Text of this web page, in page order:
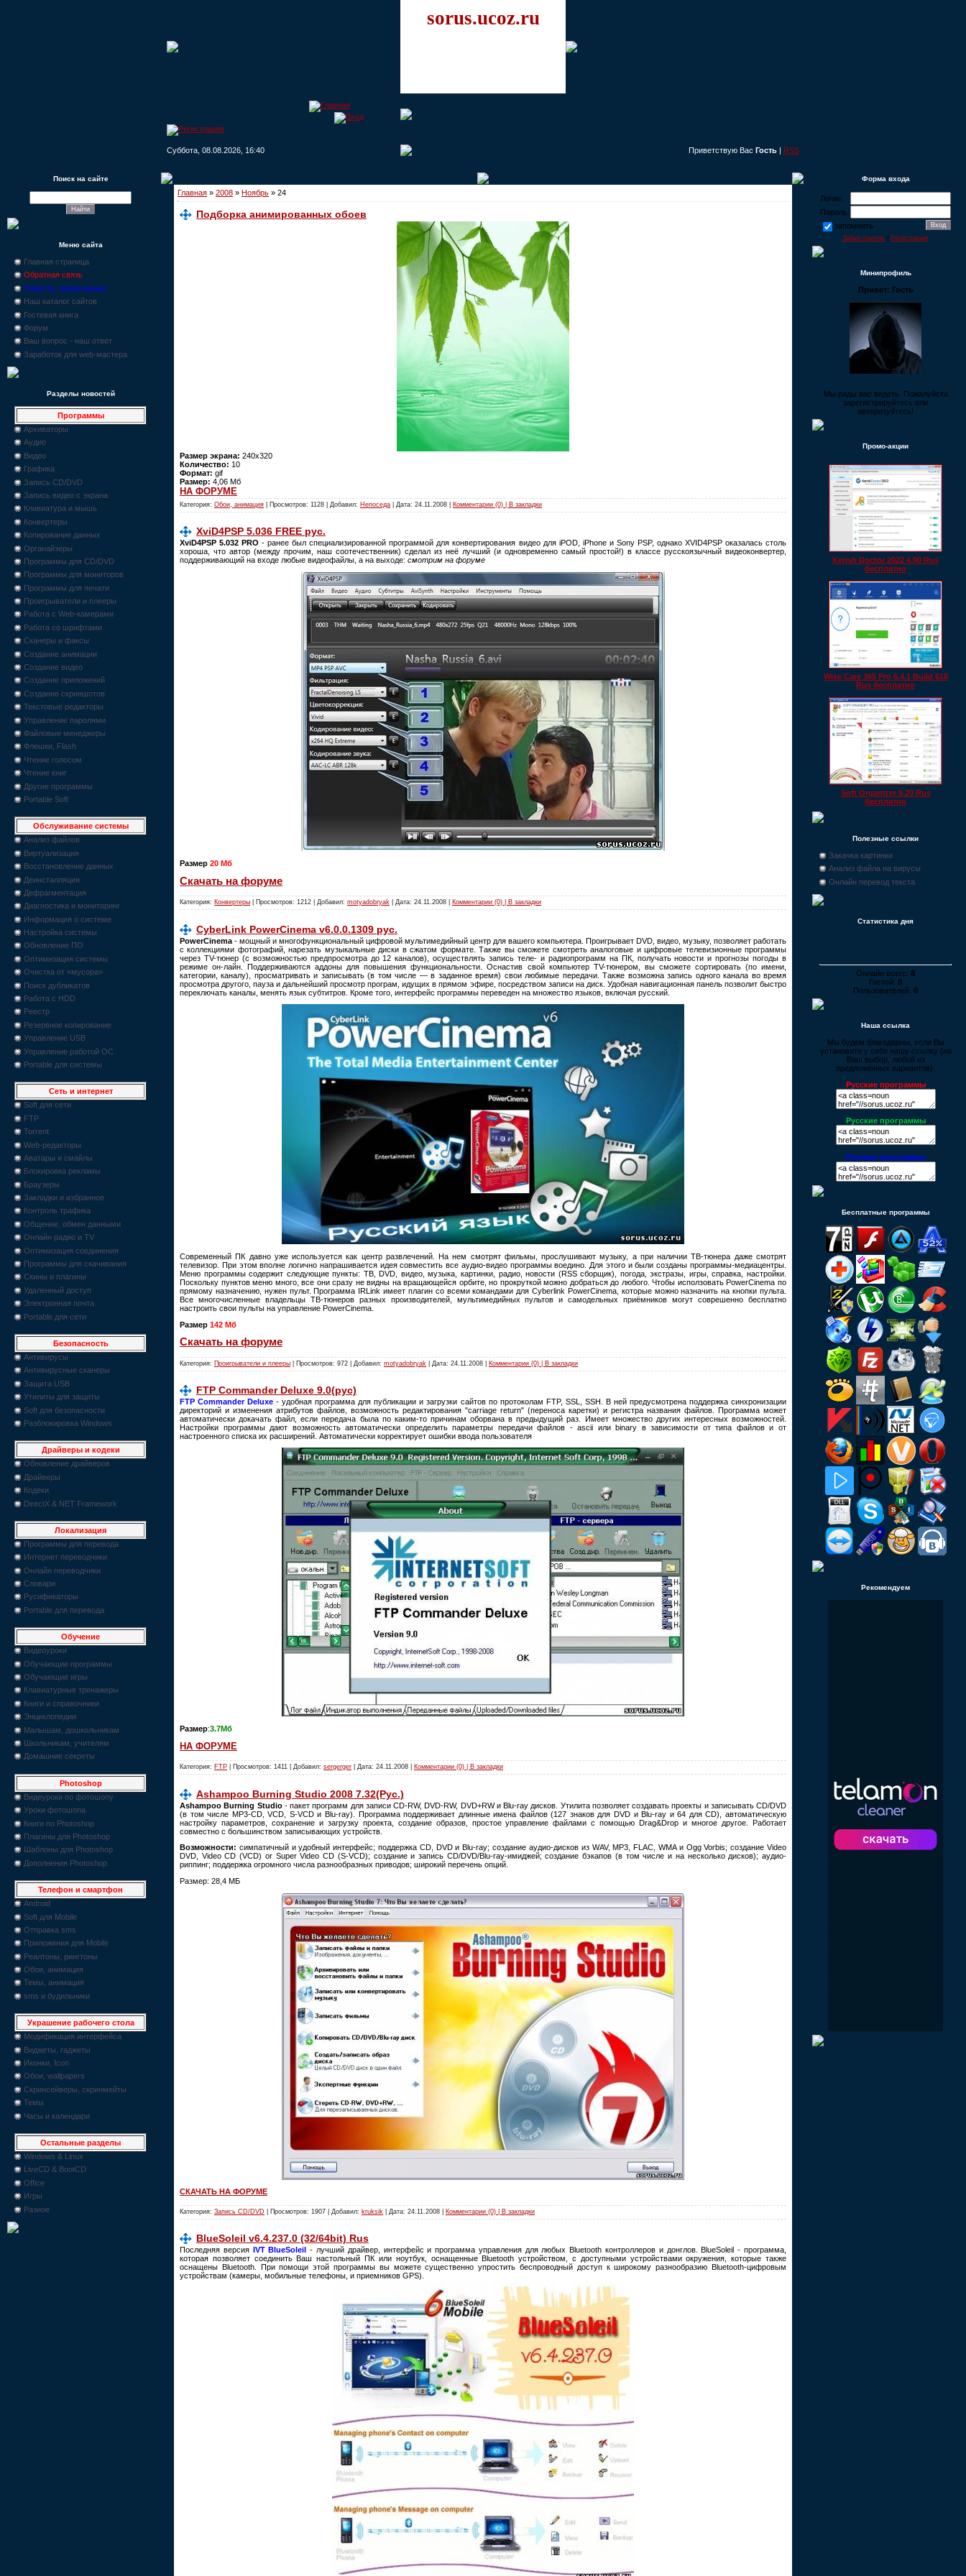
sorus.ucoz.ru
Суббота, 08.08.2026, 16:40 Приветствую Вас Гость | RSS
Поиск на сайте
Меню сайта
Главная страница
Обратная связь
Новости, промо-акции
Наш каталог сайтов
Гостевая книга
Форум
Ваш вопрос - наш ответ
Заработок для web-мастера
Разделы новостей
Программы
Архиваторы
Аудио
Видео
Графика
Запись CD/DVD
Запись видео с экрана
Клавиатура и мышь
Конвертеры
Копирование данных
Органайзеры
Программы для CD/DVD
Программы для мониторов
Программы для печати
Проигрыватели и плееры
Работа с Web-камерами
Работа со шрифтами
Сканеры и факсы
Создание анимации
Создание видео
Создание приложений
Создание скриншотов
Текстовые редакторы
Управление паролями
Файловые менеджеры
Флешки, Flash
Чтение голосом
Чтение книг
Другие программы
Portable Soft
Обслуживание системы
Анализ файлов
Виртуализация
Восстановление данных
Деинсталляция
Дефрагментация
Диагностика и мониторинг
Информация о системе
Настройка системы
Обновление ПО
Оптимизация системы
Очистка от «мусора»
Поиск дубликатов
Работа с HDD
Реестр
Резервное копирование
Управление USB
Управление работой ОС
Portable для системы
Сеть и интернет
Soft для сети
FTP
Torrent
Web-редакторы
Аватары и смайлы
Блокировка рекламы
Браузеры
Закладки и избранное
Контроль трафика
Общение, обмен данными
Онлайн радио и TV
Оптимизация соединения
Программы для скачивания
Скины и плагины
Удаленный доступ
Электронная почта
Portable для сети
Безопасность
Антивирусы
Антивирусные сканеры
Защита USB
Утилиты для защиты
Soft для безопасности
Разблокировка Windows
Драйверы и кодеки
Обновление драйверов
Драйверы
Кодеки
DirectX & NET Framework
Локализация
Программы для перевода
Интернет переводчики
Онлайн переводчики
Словари
Русификаторы
Portable для перевода
Обучение
Видеоуроки
Обучающие программы
Обучающие игры
Клавиатурные тренажеры
Книги и справочники
Энциклопедии
Малышам, дошкольникам
Школьникам, учителям
Домашние секреты
Photoshop
Видеуроки по фотошопу
Уроки фотошопа
Книги по Photoshop
Плагины для Photoshop
Шаблоны для Photoshop
Дополнения Photoshop
Телефон и смартфон
Android
Soft для Mobile
Отправка sms
Приложения для Mobile
Реалтоны, рингтоны
Обои, анимация
Темы, анимация
sms и будильники
Украшение рабочего стола
Модификация интерфейса
Виджеты, гаджеты
Иконки, Icon
Обои, wallpapers
Скринсейверы, скринмейты
Темы
Часы и календари
Остальные разделы
Windows & Linux
LiveCD & BootCD
Office
Игры
Разное
Главная » 2008 » Ноябрь » 24
Подборка анимированных обоев
Размер экрана: 240х320
Количество: 10
Формат: gif
Размер: 4,06 Мб
НА ФОРУМЕ
Категория: Обои, анимация | Просмотров: 1128 | Добавил: Непоседа | Дата: 24.11.2008 Комментарии (0) | В закладки
XviD4PSP 5.036 FREE рус.
XviD4PSP 5.032 PRO - ранее был специализированной программой для конвертирования видео для iPOD, iPhone и Sony PSP, однако XVID4PSP оказалась столь
хороша, что автор (между прочим, наш соотечественник) сделал из неё лучший (и одновременно самый простой!) в классе русскоязычный видеоконвертер,
поддерживающий на входе любые видеофайлы, а на выходе: смотрим на форуме
Размер 20 Мб
Скачать на форуме
Категория: Конвертеры | Просмотров: 1212 | Добавил: motyadobryak | Дата: 24.11.2008 Комментарии (0) | В закладки
CyberLink PowerCinema v6.0.0.1309 рус.
PowerCinema - мощный и многофункциональный цифровой мультимедийный центр для вашего компьютера. Проигрывает DVD, видео, музыку, позволяет работать
с коллекциями фотографий, нарезать музыкальные диски в сжатом формате. Также вы сможете смотреть аналоговые и цифровые телевизионные программы
через TV-тюнер (с возможностью предпросмотра до 12 каналов), осуществлять запись теле- и радиопрограмм на ПК, получать новости и прогнозы погоды в
режиме он-лайн. Поддерживаются аддоны для повышения функциональности. Оснастив свой компьютер TV-тюнером, вы сможете сортировать (по имени,
категории, каналу), просматривать и записывать (в том числе — в заданное время) свои любимые передачи. Также возможна запись одного канала во время
просмотра другого, пауза и дальнейший просмотр програм, идущих в прямом эфире, посредством записи на диск. Удобная навигационная панель позволит быстро
переключать каналы, менять язык субтитров. Кроме того, интерфейс программы переведен на множество языков, включая русский.
Современный ПК давно уже используется как центр развлечений. На нем смотрят фильмы, прослушивают музыку, а при наличии ТВ-тюнера даже смотрят
телевизор. При этом вполне логично напрашивается идея совместить все аудио-видео программы воедино. Для этого и были созданы программы-медиацентры.
Меню программы содержит следующие пункты: ТВ, DVD, видео, музыка, картинки, радио, новости (RSS сборщик), погода, экстразы, игры, справка, настройки.
Поскольку пунктов меню много, все они сразу не видны на вращающейся орбите, но прокруткой можно добраться до любого. Чтобы исползовать PowerCinema по
прямому назначению, нужен пульт. Программа IRLink имеет плагин со всеми командами для Cyberlink PowerCinema, которые можно назначить на кнопки пульта.
Все многочисленные владельцы ТВ-тюнеров разных производителей, мультимедийных пультов и самодельных приёмников могут соврешенно бесплатно
настроить свои пульты на управление PowerCinema.
Размер 142 Mб
Скачать на форуме
Категория: Проигрыватели и плееры | Просмотров: 972 | Добавил: motyadobryak | Дата: 24.11.2008 Комментарии (0) | В закладки
FTP Commander Deluxe 9.0(рус)
FTP Commander Deluxe - удобная программа для публикации и загрузки сайтов по протоколам FTP, SSL, SSH. В ней предусмотрена поддержка синхронизации
директорий и изменения атрибутов файлов, возможность редактирования "carriage return" (переноса каретки) и регистра названия файлов. Программа может
автоматически докачать файл, если передача была по каким-то причинам оборвана в предыдущий раз. Имеет множество других интересных возможностей.
Настройки программы дают возможность автоматически определить параметры передачи файлов - ascii или binary в зависимости от типа файлов и от
настроенного списка их расширений. Автоматически корректирует ошибки ввода пользователя
Размер:3.7Мб
НА ФОРУМЕ
Категория: FTP | Просмотров: 1411 | Добавил: sergerger | Дата: 24.11.2008 Комментарии (0) | В закладки
Ashampoo Burning Studio 2008 7.32(Рус.)
Ashampoo Burning Studio- пакет программ для записи CD-RW, DVD-RW, DVD+RW и Blu-ray дисков. Утилита позволяет создавать проекты и записывать CD/DVD
(в том числе MP3-CD, VCD, S-VCD и Blu-ray). Программа поддерживает длинные имена файлов (127 знаков для DVD и Blu-ray и 64 для CD), автоматическую
настройку параметров, сохранение и загрузку проекта, создание образов, простое управление файлами с помощью Drag&Drop и многое другое. Работает
совместно с большинством записывающих устройств.
Возможности: симпатичный и удобный интерфейс; поддержка CD, DVD и Blu-ray; создание аудио-дисков из WAV, MP3, FLAC, WMA и Ogg Vorbis; создание Video
DVD, Video CD (VCD) or Super Video CD (S-VCD); создание и запись CD/DVD/Blu-ray-имиджей; создание бэкапов (в том числе и на несколько дисков); аудио-
риппинг; поддержка огромного числа разнообразных приводов; широкий перечень опций.
Размер: 28,4 МБ
СКАЧАТЬ НА ФОРУМЕ
Категория: Запись CD/DVD | Просмотров: 1907 | Добавил: kruksik | Дата: 24.11.2008 Комментарии (0) | В закладки
BlueSoleil v6.4.237.0 (32/64bit) Rus
Последняя версия IVT BlueSoleil - лучший драйвер, интерфейс и программа управления для любых Bluetooth контроллеров и донглов. BlueSoleil - программа,
которая позволяет соединить Ваш настольный ПК или ноутбук, оснащенные Bluetooth устройством, с доступными устройствами окружения, которые также
оснащены Bluetooth. При помощи этой программы вы можете существенно упростить беспроводный доступ к широкому разнообразию Bluetooth-цифровым
устройствам (камеры, мобильные телефоны, и приемников GPS).
Форма входа
Логин:
Пароль:
запомнить
Забыл пароль Регистрация
Минипрофиль
Привет: Гость
Мы рады вас видеть. Пожалуйста
зарегистрируйтесь или
авторизуйтесь!
Промо-акции
Kerish Doctor 2022 4.90 Rus
бесплатно
Wise Care 365 Pro 6.4.1 Build 618
Rus бесплатно
Soft Organizer 9.20 Rus
бесплатно
Полезные ссылки
Закачка картинки
Анализ файла на вирусы
Онлайн перевод текста
Статистика дня
Онлайн всего: 8
Гостей: 8
Пользователей: 0
Наша ссылка
Мы будем благодарны, если Вы
установите у себя нашу ссылку (на
Ваш выбор, любой из
предложенных вариантов):
Русские программы
Русские программы
Русские программы
Бесплатные программы
Рекомендуем